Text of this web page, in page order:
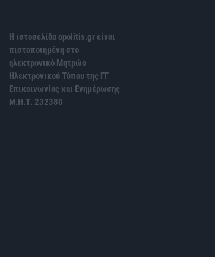
Η ιστοσελίδα opolitis.gr είναι
πιστοποιημένη στο
ηλεκτρονικό Μητρώο
Ηλεκτρονικού Τύπου της ΓΓ
Επικοινωνίας και Ενημέρωσης
Μ.Η.Τ. 232380